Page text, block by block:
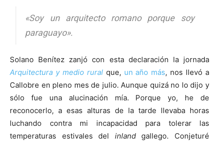
«Soy un arquitecto romano porque soy
paraguayo».
Solano Benítez zanjó con esta declaración la jornada
Arquitectura y medio ruralque, un año más, nos llevó a
Callobre en pleno mes de julio. Aunque quizá no lo dijo y
sólo fue una alucinación mía. Porque yo, he de
reconocerlo, a esas alturas de la tarde llevaba horas
luchando contra mi incapacidad para tolerar las
temperaturas estivales del inlandgallego. Conjeturé